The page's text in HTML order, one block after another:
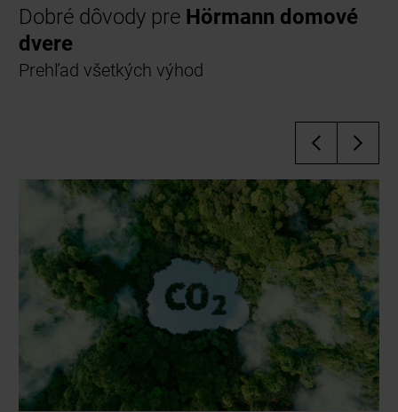
Dobré dôvody pre Hörmann domové
dvere
Prehľad všetkých výhod